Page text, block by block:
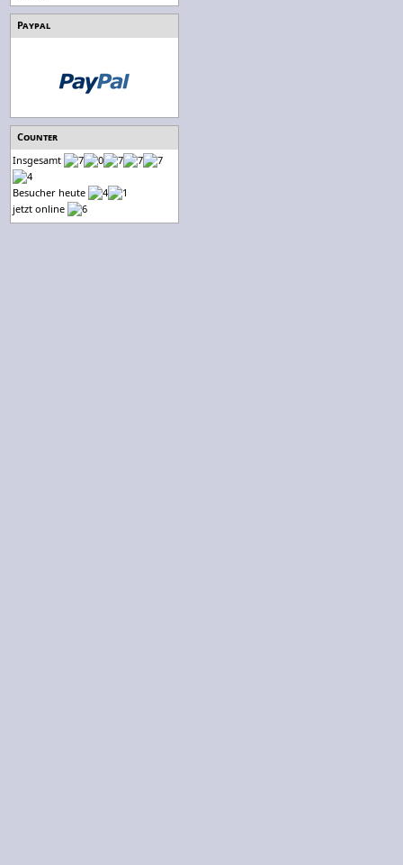
Paypal
Counter
Insgesamt
Besucher heute
jetzt online